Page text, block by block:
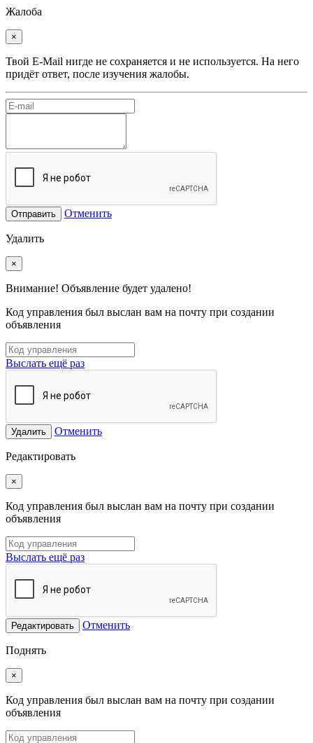
Жалоба
×
Твой E-Mail нигде не сохраняется и не используется. На него
придёт ответ, после изучения жалобы.
Отправить Отменить
Удалить
×
Внимание! Объявление будет удалено!
Код управления был выслан вам на почту при создании
объявления
Выслать ещё раз
Удалить Отменить
Редактировать
×
Код управления был выслан вам на почту при создании
объявления
Выслать ещё раз
Редактировать Отменить
Поднять
×
Код управления был выслан вам на почту при создании
объявления